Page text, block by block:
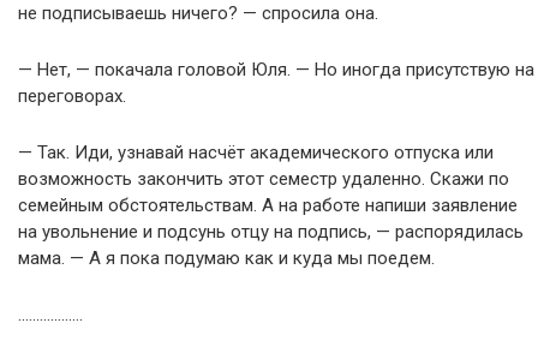
не подписываешь ничего? — спросила она.
— Нет, — покачала головой Юля. — Но иногда присутствую на
переговорах.
— Так. Иди, узнавай насчёт академического отпуска или
возможность закончить этот семестр удаленно. Скажи по
семейным обстоятельствам. А на работе напиши заявление
на увольнение и подсунь отцу на подпись, — распорядилась
мама. — А я пока подумаю как и куда мы поедем.
………………